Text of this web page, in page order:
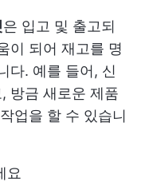
은 입고 및 출고되
이 되어 재고를 명
다. 예를 들어, 신
방금 새로운 제품
업을 할 수 있습니
요